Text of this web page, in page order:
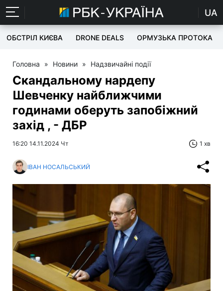
UA
ОБСТРІЛ КИЄВА DRONE DEALS ОРМУЗЬКА ПРОТОКА
Головна » Новини » Надзвичайні події
Скандальному нардепу
Шевченку найближчими
годинами оберуть запобіжний
захід , - ДБР
16:20 14.11.2024 Чт 1 хв
ІВАН НОСАЛЬСЬКИЙ